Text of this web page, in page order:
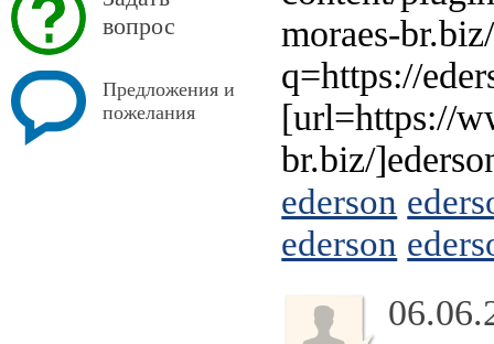
вопрос
Предложения и
пожелания
moraes-
q=https://
[url=https://
br.biz/
ederson
ederson